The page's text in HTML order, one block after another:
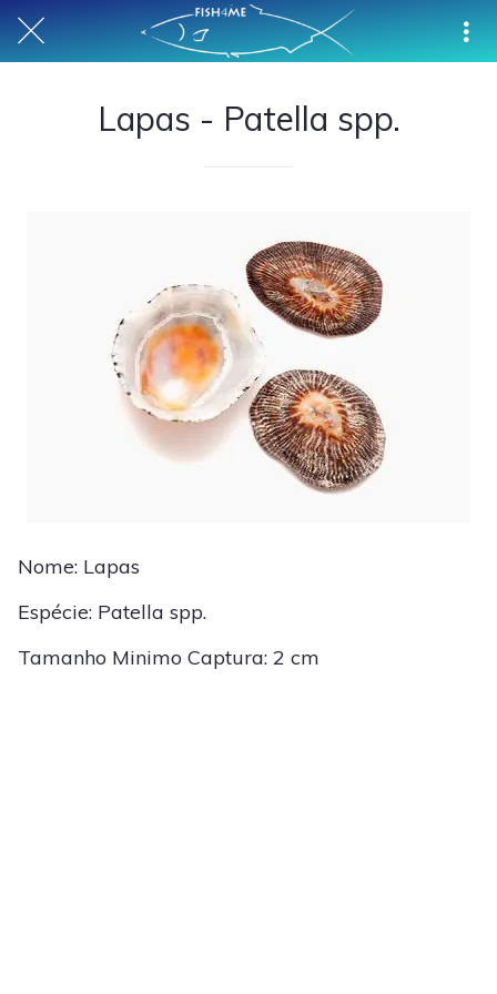
Lapas - Patella spp.
Nome: Lapas
Espécie: Patella spp.
Tamanho Minimo Captura: 2 cm